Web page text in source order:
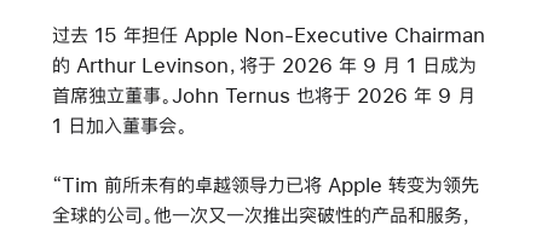
过去 15 年担任 Apple Non-Executive Chairman
的 Arthur Levinson，将于 2026 年 9 月 1 日成为
首席独立董事。John Ternus 也将于 2026 年 9 月
1 日加入董事会。
“Tim 前所未有的卓越领导力已将 Apple 转变为领先
全球的公司。他一次又一次推出突破性的产品和服务，